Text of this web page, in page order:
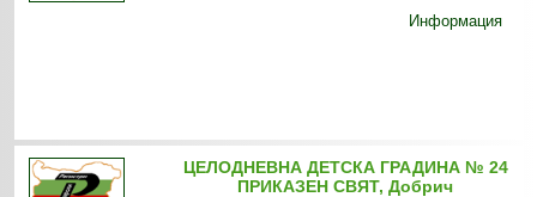
Информация
ЦЕЛОДНЕВНА ДЕТСКА ГРАДИНА № 24
ПРИКАЗЕН СВЯТ, Добрич